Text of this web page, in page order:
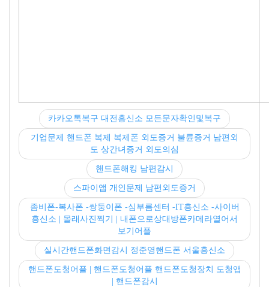
카카오톡복구 대전흥신소 모든문자확인및복구
기업문제 핸드폰 복제 복제폰 외도증거 불륜증거 남편외
도 상간녀증거 외도의심
핸드폰해킹 남편감시
스파이앱 개인문제 남편외도증거
좀비폰-복사폰 -쌍둥이폰 -심부름센터 -IT흥신소 -사이버
흥신소 | 몰래사진찍기 | 내폰으로상대방폰카메라열어서
보기어플
실시간핸드폰화면감시 정준영핸드폰 서울흥신소
핸드폰도청어플 | 핸드폰도청어플 핸드폰도청장치 도청앱
| 핸드폰감시